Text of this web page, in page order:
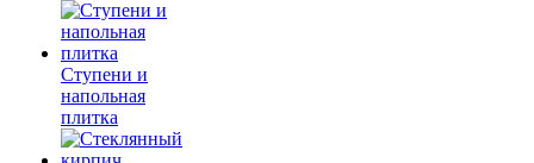
Ступени и
напольная
плитка